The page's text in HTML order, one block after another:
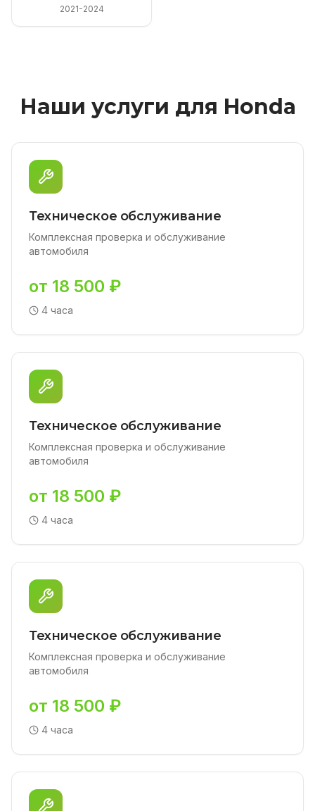
2021-2024
Наши услуги для Honda
Техническое обслуживание
Комплексная проверка и обслуживание
автомобиля
от 18 500 ₽
4 часа
Техническое обслуживание
Комплексная проверка и обслуживание
автомобиля
от 18 500 ₽
4 часа
Техническое обслуживание
Комплексная проверка и обслуживание
автомобиля
от 18 500 ₽
4 часа